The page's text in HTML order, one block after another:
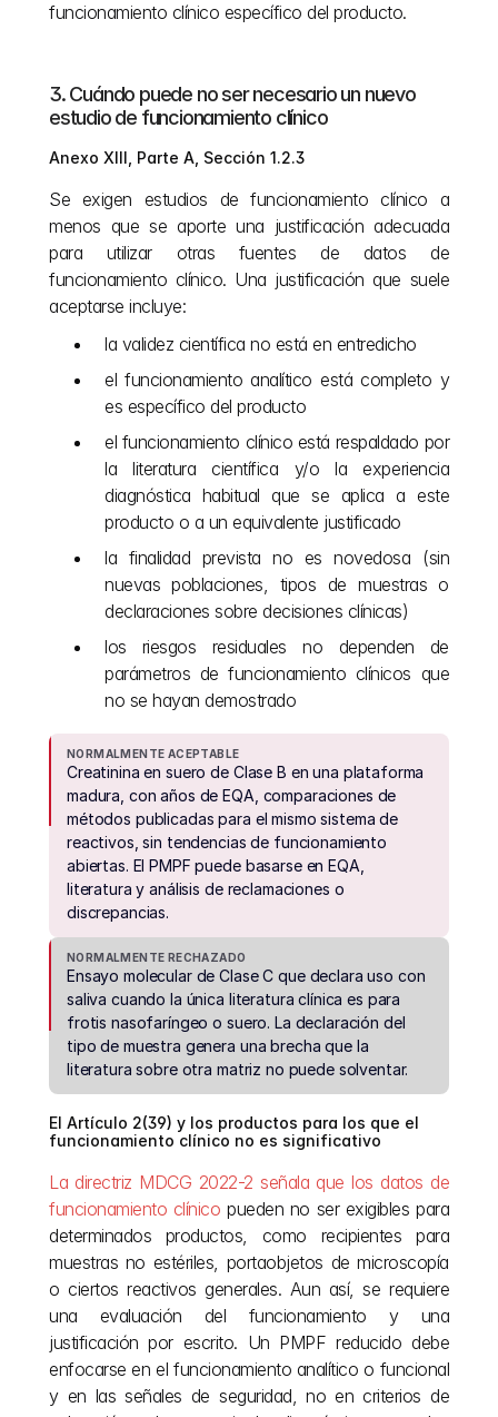
funcionamiento clínico específico del producto.
3. Cuándo puede no ser necesario un nuevo
estudio de funcionamiento clínico
Anexo XIII, Parte A, Sección 1.2.3
Se exigen estudios de funcionamiento clínico a
menos que se aporte una justificación adecuada
para utilizar otras fuentes de datos de
funcionamiento clínico. Una justificación que suele
aceptarse incluye:
la validez científica no está en entredicho
el funcionamiento analítico está completo y
es específico del producto
el funcionamiento clínico está respaldado por
la literatura científica y/o la experiencia
diagnóstica habitual que se aplica a este
producto o a un equivalente justificado
la finalidad prevista no es novedosa (sin
nuevas poblaciones, tipos de muestras o
declaraciones sobre decisiones clínicas)
los riesgos residuales no dependen de
parámetros de funcionamiento clínicos que
no se hayan demostrado
NORMALMENTE ACEPTABLE
Creatinina en suero de Clase B en una plataforma
madura, con años de EQA, comparaciones de
métodos publicadas para el mismo sistema de
reactivos, sin tendencias de funcionamiento
abiertas. El PMPF puede basarse en EQA,
literatura y análisis de reclamaciones o
discrepancias.
NORMALMENTE RECHAZADO
Ensayo molecular de Clase C que declara uso con
saliva cuando la única literatura clínica es para
frotis nasofaríngeo o suero. La declaración del
tipo de muestra genera una brecha que la
literatura sobre otra matriz no puede solventar.
El Artículo 2(39) y los productos para los que el
funcionamiento clínico no es significativo
La directriz MDCG 2022-2 señala que los datos de
funcionamiento clínico pueden no ser exigibles para
determinados productos, como recipientes para
muestras no estériles, portaobjetos de microscopía
o ciertos reactivos generales. Aun así, se requiere
una evaluación del funcionamiento y una
justificación por escrito. Un PMPF reducido debe
enfocarse en el funcionamiento analítico o funcional
y en las señales de seguridad, no en criterios de